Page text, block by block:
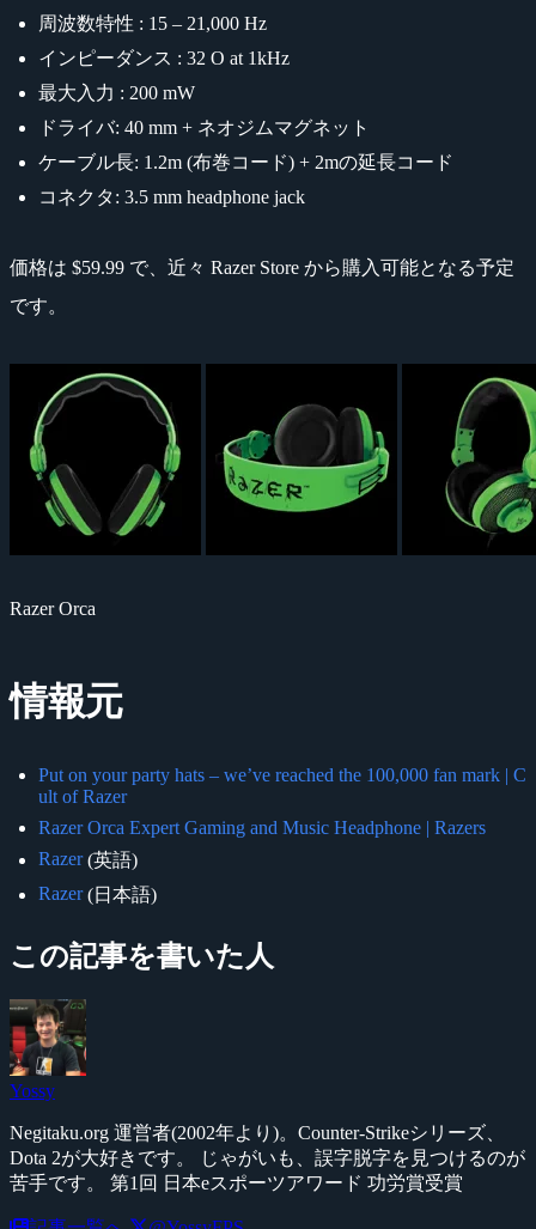
周波数特性 : 15 – 21,000 Hz
インピーダンス : 32 O at 1kHz
最大入力 : 200 mW
ドライバ: 40 mm + ネオジムマグネット
ケーブル長: 1.2m (布巻コード) + 2mの延長コード
コネクタ: 3.5 mm headphone jack
価格は $59.99 で、近々 Razer Store から購入可能となる予定
です。
Razer Orca
情報元
Put on your party hats – we’ve reached the 100,000 fan mark | C
ult of Razer
Razer Orca Expert Gaming and Music Headphone | Razers
Razer(英語)
Razer(日本語)
この記事を書いた人
Yossy
Negitaku.org 運営者(2002年より)。Counter-Strikeシリーズ、
Dota 2が大好きです。 じゃがいも、誤字脱字を見つけるのが
苦手です。 第1回 日本eスポーツアワード 功労賞受賞